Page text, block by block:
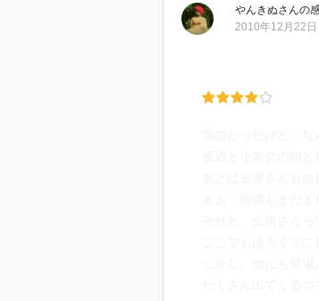
やんきぬさんの
2010年12月22日